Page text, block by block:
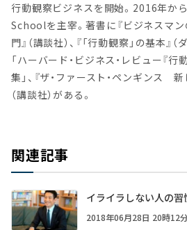
行動観察ビジネスを開始。2016年
Schoolを主宰。著書に『ビジネスマン
門』（講談社）、『「行動観察」の基本』
「ハーバード・ビジネス・レビュー『
集」、『ザ・ファースト・ペンギンス
（講談社）がある。
関連記事
イライラしない人の習
2018年06月28日 20時12